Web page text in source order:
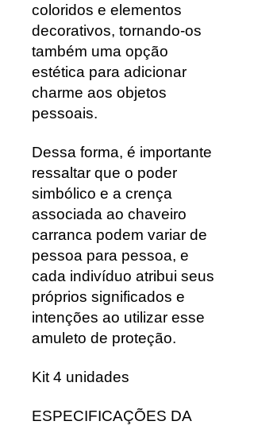
coloridos e elementos
decorativos, tornando-os
também uma opção
estética para adicionar
charme aos objetos
pessoais.
Dessa forma, é importante
ressaltar que o poder
simbólico e a crença
associada ao chaveiro
carranca podem variar de
pessoa para pessoa, e
cada indivíduo atribui seus
próprios significados e
intenções ao utilizar esse
amuleto de proteção.
Kit 4 unidades
ESPECIFICAÇÕES DA